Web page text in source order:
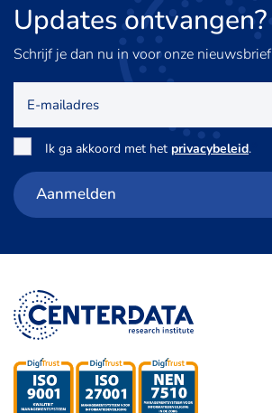
Updates ontvangen?
Schrijf je dan nu in voor onze nieuwsbrief
mailadres
Toestemming
Ik ga akkoord met het privacybeleid.
Aanmelden